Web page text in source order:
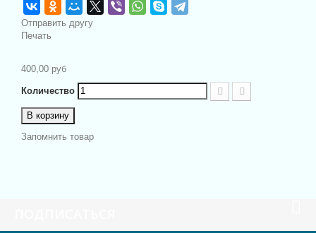
Отправить другу
Печать
400,00 руб
Количество
В корзину
Запомнить товар